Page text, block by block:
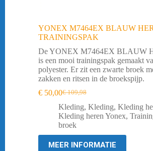
YONEX M7464EX BLAUW
TRAININGSPAK
De YONEX M7464EX BLAUW
is een mooi trainingspak gemaakt
polyester. Er zit een zwarte broek
zakken en ritsen in de broekspijp.
€109,98
Oorspronkelijke
prijs
was:
€ 109,98.
€ 50,00Huidige
prijs
is:
€ 50,00.
Kleding, Kleding, Kleding
Kleding heren Yonex,
broek
MEER INFORMATIE